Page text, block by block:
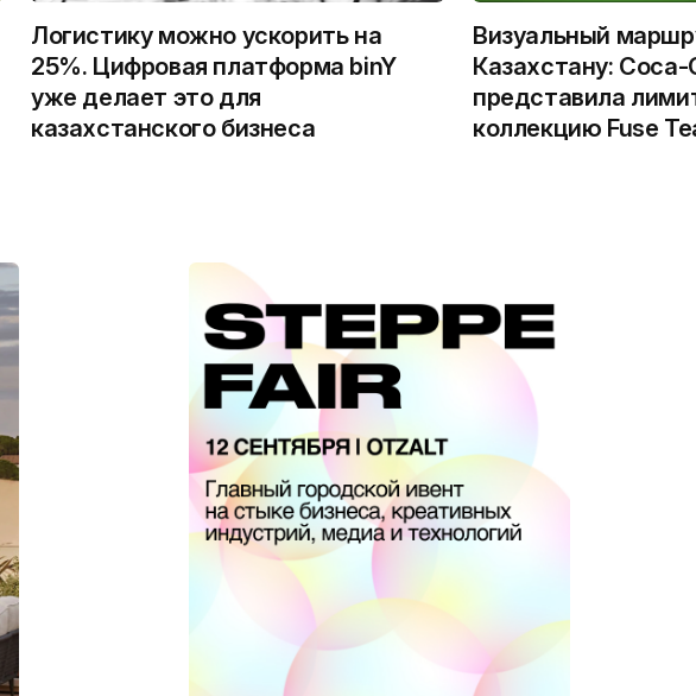
Логистику можно ускорить на
25%. Цифровая платформа binY
уже делает это для
казахстанского бизнеса
Визуальный
Казахстану: Coca-
представила
коллекцию Fuse